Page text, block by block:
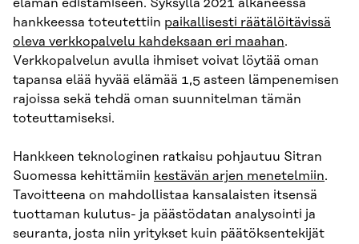
elämän edistämiseen. Syksyllä 2021 alkaneessa
hankkeessa toteutettiin paikallisesti räätälöitävissä
oleva verkkopalvelu kahdeksaan eri maahan.
Verkkopalvelun avulla ihmiset voivat löytää oman
tapansa elää hyvää elämää 1,5 asteen lämpenemisen
rajoissa sekä tehdä oman suunnitelman tämän
toteuttamiseksi.
Hankkeen teknologinen ratkaisu pohjautuu Sitran
Suomessa kehittämiin kestävän arjen menetelmiin.
Tavoitteena on mahdollistaa kansalaisten itsensä
tuottaman kulutus- ja päästödatan analysointi ja
seuranta, josta niin yritykset kuin päätöksentekijät